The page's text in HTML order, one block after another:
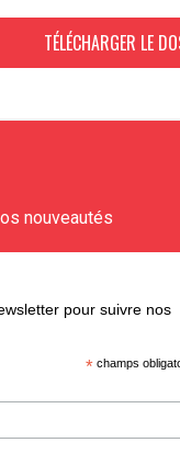
TÉLÉCHARGER LE
nouveautés
pour suivre nos
* champs